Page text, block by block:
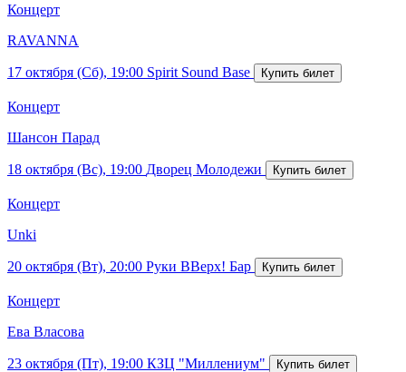
Концерт
RAVANNA
17 октября (Сб), 19:00 Spirit Sound Base
Концерт
Шансон Парад
18 октября (Вс), 19:00 Дворец Молодежи
Концерт
Unki
20 октября (Вт), 20:00 Руки ВВерх! Бар
Концерт
Ева Власова
23 октября (Пт), 19:00 КЗЦ "Миллениум"